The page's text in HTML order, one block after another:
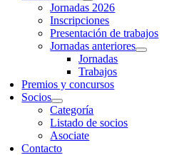
Jornadas 2026
Inscripciones
Presentación de trabajos
Jornadas anteriores
Jornadas
Trabajos
Premios y concursos
Socios
Categoría
Listado de socios
Asociate
Contacto